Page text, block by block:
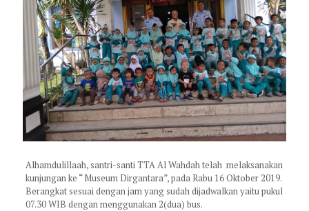
Alhamdulillaah, santri-santi TTA Al Wahdah telah melaksanakan
kunjungan ke “ Museum Dirgantara”, pada Rabu 16 Oktober 2019.
Berangkat sesuai dengan jam yang sudah dijadwalkan yaitu pukul
07.30 WIB dengan menggunakan 2(dua) bus.